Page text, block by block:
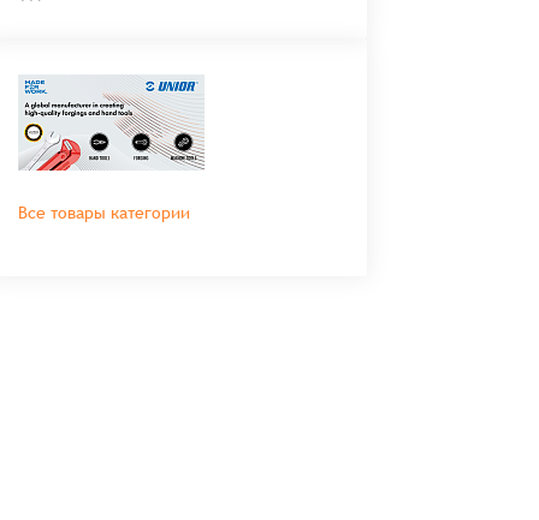
Все товары категории